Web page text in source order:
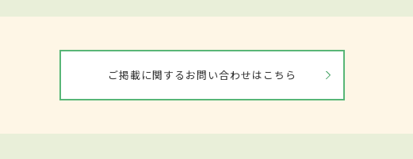
ご掲載に関するお問い合わせはこちら